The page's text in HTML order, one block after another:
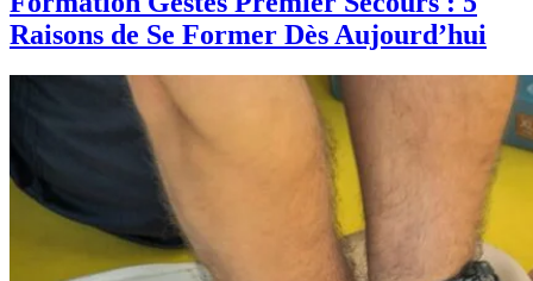
Raisons de Se Former Dès Aujourd’hui